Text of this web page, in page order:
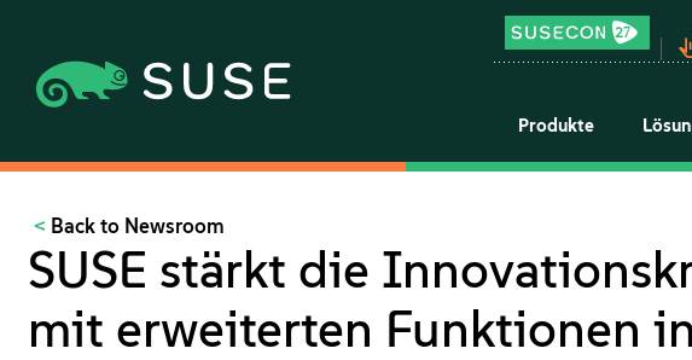
Produkte
Back to Newsroom
SUSE stärkt die
mit erweiterten Funktionen